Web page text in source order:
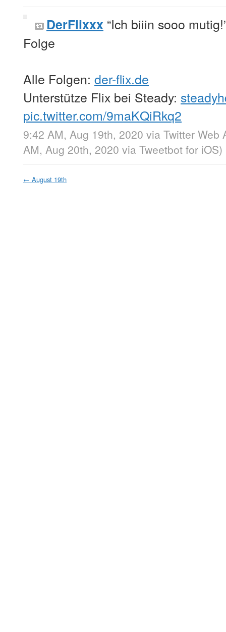
DerFlixxx “Ich biiin sooo
Folge
Alle Folgen: der-flix.de
Unterstütze Flix bei Steady:
pic.twitter.com/9maKQiRkq2
9:42 AM, Aug 19th, 2020 via Twitter Web
AM, Aug 20th, 2020 via Tweetbot for iΟS)
← August 19th